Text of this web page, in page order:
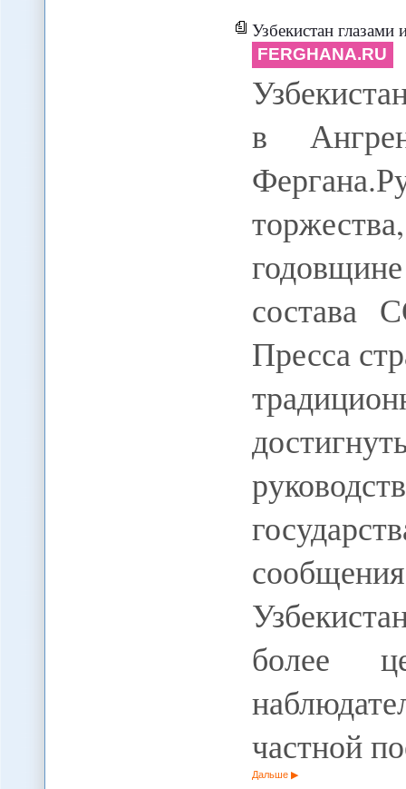
Узбекистан
FERGHANA.RU
в
состава
Пресса
более
частной
Дальше